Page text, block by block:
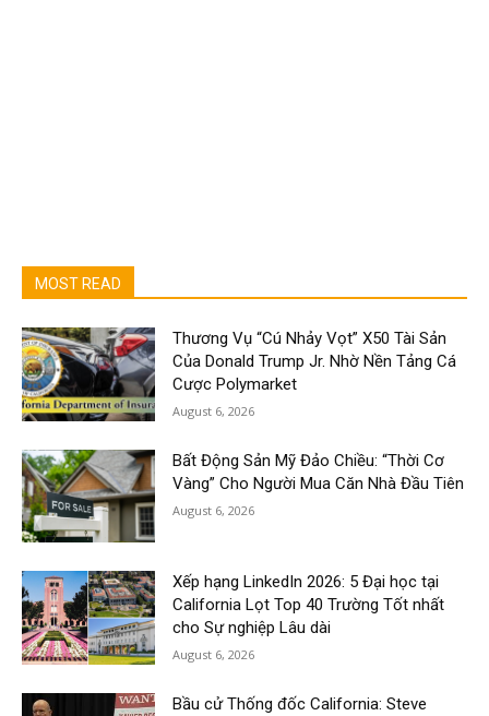
MOST READ
Thương Vụ “Cú Nhảy Vọt” X50 Tài Sản
Của Donald Trump Jr. Nhờ Nền Tảng Cá
Cược Polymarket
August 6, 2026
Bất Động Sản Mỹ Đảo Chiều: “Thời Cơ
Vàng” Cho Người Mua Căn Nhà Đầu Tiên
August 6, 2026
Xếp hạng LinkedIn 2026: 5 Đại học tại
California Lọt Top 40 Trường Tốt nhất
cho Sự nghiệp Lâu dài
August 6, 2026
Bầu cử Thống đốc California: Steve